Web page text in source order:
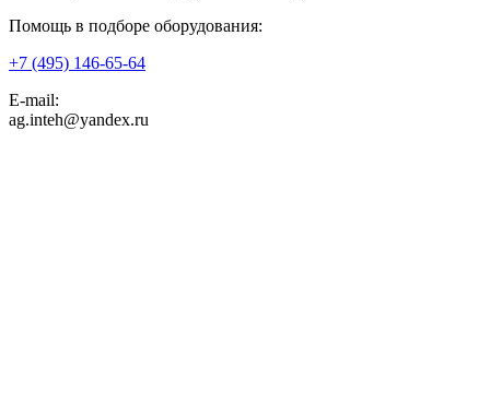
Помощь в подборе оборудования:
+7 (495) 146-65-64
E-mail:
ag.inteh@yandex.ru